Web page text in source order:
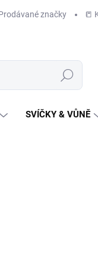
značky 📒
Hledat
SVÍČKY & VŮNĚ